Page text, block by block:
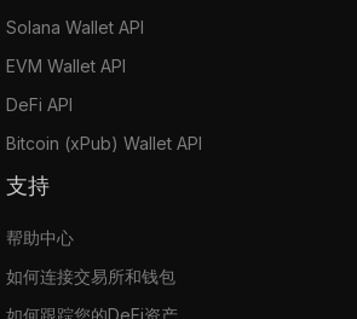
Solana Wallet API
EVM Wallet API
DeFi API
Bitcoin (xPub) Wallet API
支持
帮助中心
如何连接交易所和钱包
如何跟踪您的DeFi资产